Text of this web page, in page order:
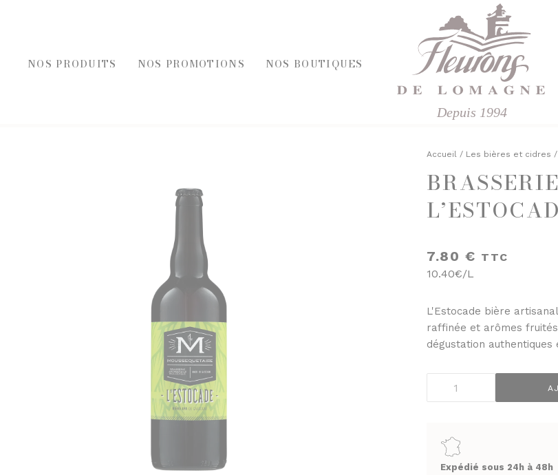
NOS PRODUITS NOS PROMOTIONS NOS BOUTIQUES
Depuis 1994
ACCOMPAGNEMENT FOIE GRAS
BLOCS DE FOIE GRAS DE CANARD
ENTRÉES AU FOIE GRAS
FOIE GRAS DE CANARD
ÉPICERIE SUCRÉE
CHOCOLATS ET
JUS ET SIROPS
PRUNEAUX
THÉS ET INFUSIONS
LA CAVE
VINS ROSÉS
Accueil / Les bières et cidres /
7.80 € TTC
10.40€/L
L'Estocade bière
raffinée et arômes
dégustation authentiques
L'Estocade
IPAExpédié sous 24h à 48h